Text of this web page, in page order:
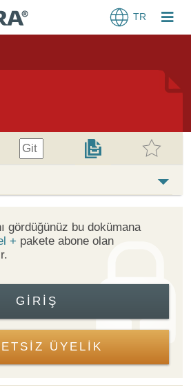
TR
Git
gördüğünüz bu dokümana
+ pakete abone olan
GIRIŞ
ÜYELİK